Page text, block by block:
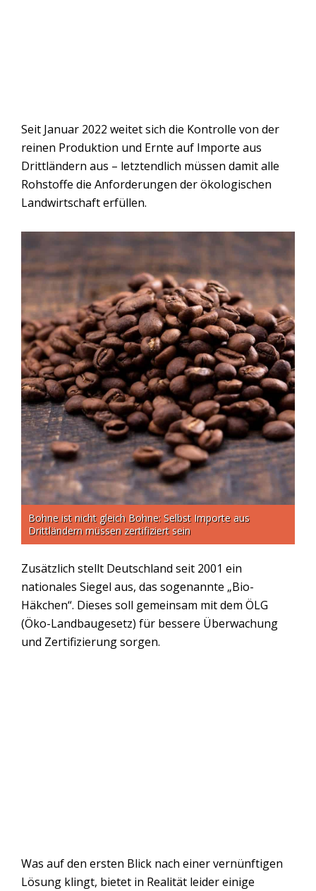
Seit Januar 2022 weitet sich die Kontrolle von der
reinen Produktion und Ernte auf Importe aus
Drittländern aus – letztendlich müssen damit alle
Rohstoffe die Anforderungen der ökologischen
Landwirtschaft erfüllen.
Bohne ist nicht gleich Bohne: Selbst Importe aus
Drittländern müssen zertifiziert sein
Zusätzlich stellt Deutschland seit 2001 ein
nationales Siegel aus, das sogenannte „Bio-
Häkchen“. Dieses soll gemeinsam mit dem ÖLG
(Öko-Landbaugesetz) für bessere Überwachung
und Zertifizierung sorgen.
Was auf den ersten Blick nach einer vernünftigen
Lösung klingt, bietet in Realität leider einige